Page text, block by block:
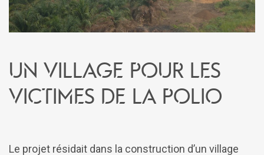
Un village pour les
victimes de la polio
Le projet résidait dans la construction d’un village